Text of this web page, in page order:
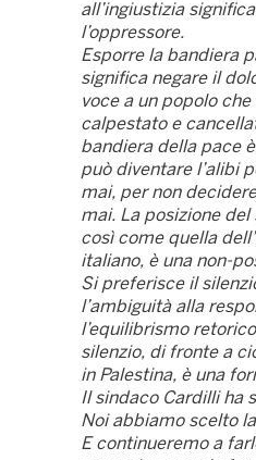
all’ingiustizia
l’oppressore.
Esporre la bandiera
significa negare il
voce a un popolo
calpestato e
bandiera della pace
può diventare l’alibi
mai, per non
mai. La posizione
così come quella
italiano, è una non-
Si preferisce il
l’ambiguità alla
l’equilibrismo
silenzio, di fronte a
in Palestina, è una
Il sindaco Cardilli ha
Noi abbiamo scelto
E continueremo a